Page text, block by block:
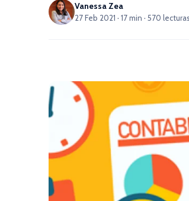
Vanessa Zea
27 Feb 2021 · 17 min · 570